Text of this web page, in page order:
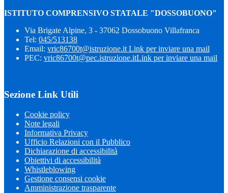
ISTITUTO COMPRENSIVO STATALE "DOSSOBUONO"
Via Brigate Alpine, 3 - 37062 Dossobuono Villafranca
Tel: 045/513138
Email: vric86700t@istruzione.it Link per inviare una mail
PEC: vric86700t@pec.istruzione.itLink per inviare una mail
Sezione Link Utili
Cookie policy
Note legali
Informativa Privacy
Ufficio Relazioni con il Pubblico
Dichiarazione di accessibilità
Obiettivi di accessibilità
Whistleblowing
Gestione consensi cookie
Amministrazione trasparente